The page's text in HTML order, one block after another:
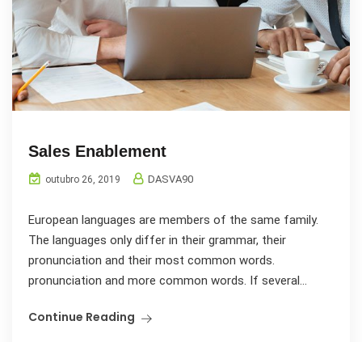
Sales Enablement
outubro 26, 2019 DASVA90
European languages are members of the same family.
The languages only differ in their grammar, their
pronunciation and their most common words.
pronunciation and more common words. If several...
Continue Reading